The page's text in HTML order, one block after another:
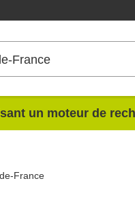
France
un moteur de
France